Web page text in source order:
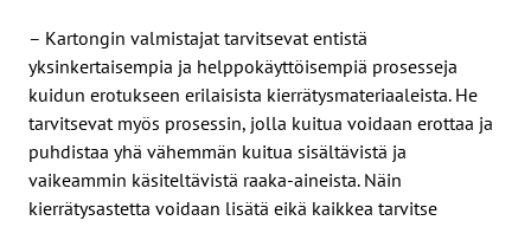
– Kartongin valmistajat tarvitsevat entistä
yksinkertaisempia ja helppokäyttöisempiä prosesseja
kuidun erotukseen erilaisista kierrätysmateriaaleista. He
tarvitsevat myös prosessin, jolla kuitua voidaan erottaa ja
puhdistaa yhä vähemmän kuitua sisältävistä ja
vaikeammin käsiteltävistä raaka-aineista. Näin
kierrätysastetta voidaan lisätä eikä kaikkea tarvitse